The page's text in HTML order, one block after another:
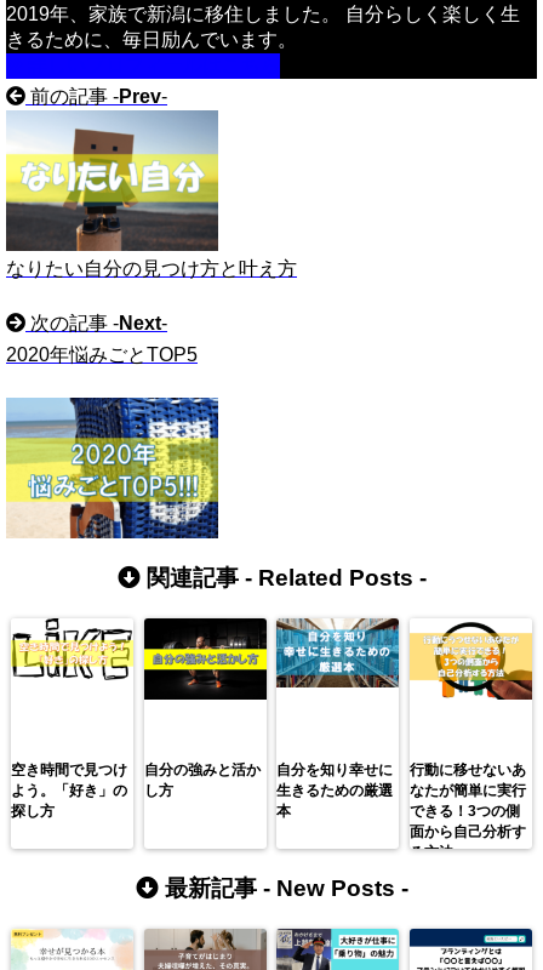
2019年、家族で新潟に移住しました。 自分らしく楽しく生
きるために、毎日励んでいます。
前の記事 -Prev-
なりたい自分の見つけ方と叶え方
次の記事 -Next-
2020年悩みごとTOP5
関連記事 - Related Posts -
空き時間で見つけ
よう。「好き」の
探し方
自分の強みと活か
し方
自分を知り幸せに
生きるための厳選
本
行動に移せないあ
なたが簡単に実行
できる！3つの側
面から自己分析す
る方法
最新記事 - New Posts -